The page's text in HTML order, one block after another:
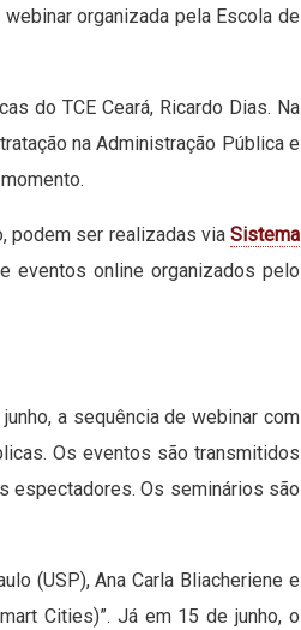
organizada pela Escola de
do TCE Ceará, Ricardo Dias. Na
na Administração Pública e
podem ser realizadas via Sistema
eventos online organizados pelo
a sequência de webinar com
Os eventos são transmitidos
espectadores. Os seminários são
(USP), Ana Carla Bliacheriene e
Cities)”. Já em 15 de junho, o